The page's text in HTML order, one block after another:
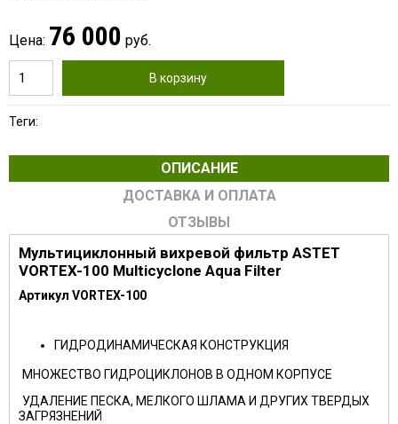
Цена: 76 000 руб.
В корзину
Теги:
ОПИСАНИЕ
ДОСТАВКА И ОПЛАТА
ОТЗЫВЫ
Мультициклонный вихревой фильтр ASTET
VORTEX-100 Multicyclone Aqua Filter
Артикул VORTEX-100
ГИДРОДИНАМИЧЕСКАЯ КОНСТРУКЦИЯ
МНОЖЕСТВО ГИДРОЦИКЛОНОВ В ОДНОМ КОРПУСЕ
УДАЛЕНИЕ ПЕСКА, МЕЛКОГО ШЛАМА И ДРУГИХ ТВЕРДЫХ
ЗАГРЯЗНЕНИЙ